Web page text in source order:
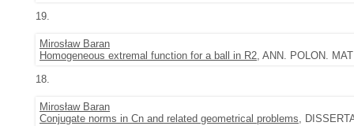
19.
Mirosław Baran
Homogeneous extremal function for a ball in R2, ANN. POLON.
18.
Mirosław Baran
Conjugate norms in Cn and related geometrical problems,